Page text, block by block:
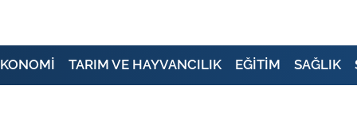
TARIM VE HAYVANCILIK EĞİTİM SAĞLIK